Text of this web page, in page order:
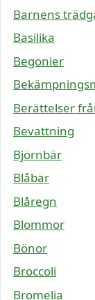
Barnens
Basilika
Begonier
Berättelser
Bevattning
Björnbär
Blåbär
Blåregn
Blommor
Bönor
Broccoli
Bromelia